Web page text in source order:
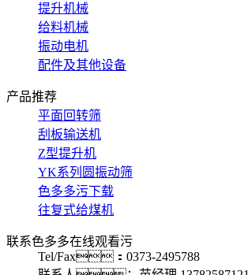
提升机械
给料机械
振动电机
配件及其他设备
产品推荐
平面回转筛
刮板输送机
Z型提升机
YK系列圆振动筛
色多多污下载
往复式给煤机
联系色多多在线观看污
Tel/Fax：0373-2495788